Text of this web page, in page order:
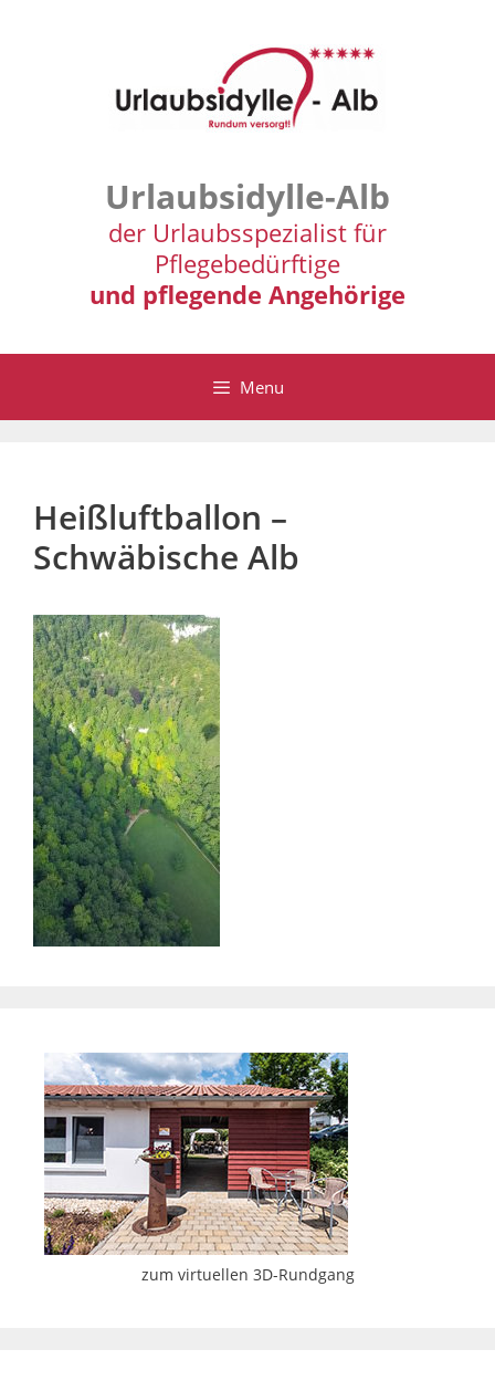
Urlaubsidylle-Alb
der Urlaubsspezialist für
Pflegebedürftige
und pflegende Angehörige
Menu
Heißluftballon –
Schwäbische Alb
zum virtuellen 3D-Rundgang